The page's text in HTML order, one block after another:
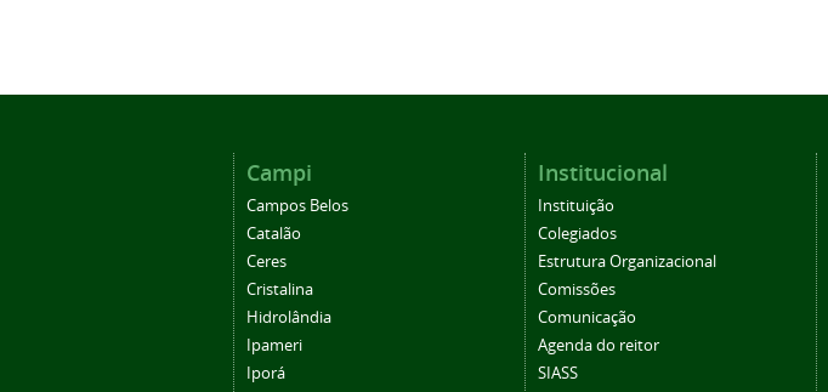
Campi
Campos Belos
Catalão
Ceres
Cristalina
Hidrolândia
Ipameri
Iporá
Institucional
Instituição
Colegiados
Estrutura Organizacional
Comissões
Comunicação
Agenda do reitor
SIASS